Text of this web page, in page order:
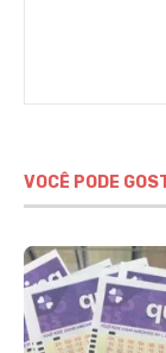
VOCÊ PODE